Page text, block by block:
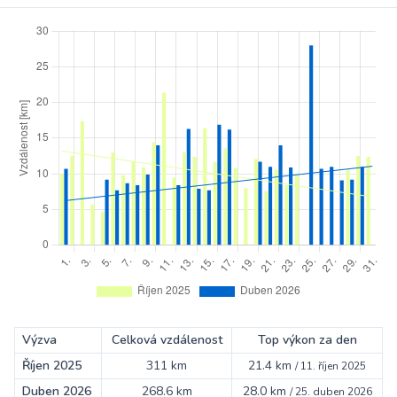
Výzva Celková vzdálenost
Top výkon za den
Říjen 2025
311 km 21.4 km /11. říjen 2025
Duben 2026 268.6 km 28.0 km /25. duben 2026